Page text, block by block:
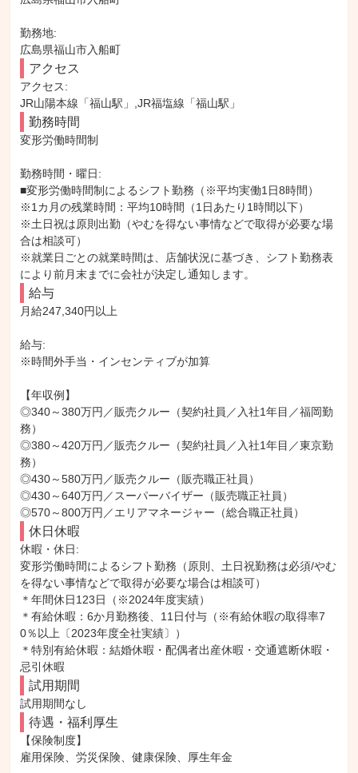
勤務地:
広島県福山市入船町
アクセス
アクセス:
JR山陽本線「福山駅」,JR福塩線「福山駅」
勤務時間
変形労働時間制
勤務時間・曜日:
■変形労働時間制によるシフト勤務（※平均実働1日8時間）
※1カ月の残業時間：平均10時間（1日あたり1時間以下）
※土日祝は原則出勤（やむを得ない事情などで取得が必要な場
合は相談可）
※就業日ごとの就業時間は、店舗状況に基づき、シフト勤務表
により前月末までに会社が決定し通知します。
給与
月給247,340円以上
給与:
※時間外手当・インセンティブが加算
【年収例】
◎340～380万円／販売クルー（契約社員／入社1年目／福岡勤
務）
◎380～420万円／販売クルー（契約社員／入社1年目／東京勤
務）
◎430～580万円／販売クルー（販売職正社員）
◎430～640万円／スーパーバイザー（販売職正社員）
◎570～800万円／エリアマネージャー（総合職正社員）
休日休暇
休暇・休日:
変形労働時間によるシフト勤務（原則、土日祝勤務は必須/やむ
を得ない事情などで取得が必要な場合は相談可）
＊年間休日123日（※2024年度実績）
＊有給休暇：6か月勤務後、11日付与（※有給休暇の取得率7
0％以上〔2023年度全社実績〕）
＊特別有給休暇：結婚休暇・配偶者出産休暇・交通遮断休暇・
忌引休暇
試用期間
試用期間なし
待遇・福利厚生
【保険制度】
雇用保険、労災保険、健康保険、厚生年金